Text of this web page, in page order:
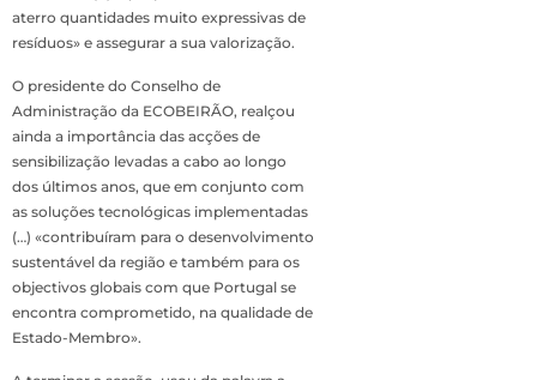
aterro quantidades muito expressivas de
resíduos» e assegurar a sua valorização.
O presidente do Conselho de
Administração da ECOBEIRÃO, realçou
ainda a importância das acções de
sensibilização levadas a cabo ao longo
dos últimos anos, que em conjunto com
as soluções tecnológicas implementadas
(…) «contribuíram para o desenvolvimento
sustentável da região e também para os
objectivos globais com que Portugal se
encontra comprometido, na qualidade de
Estado-Membro».